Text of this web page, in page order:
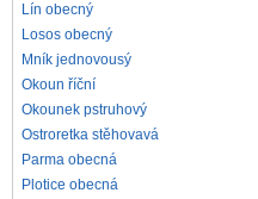
Lín obecný
Losos obecný
Mník jednovousý
Okoun říční
Okounek pstruhový
Ostroretka stěhovavá
Parma obecná
Plotice obecná